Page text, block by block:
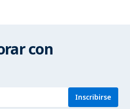
con
Inscribirse